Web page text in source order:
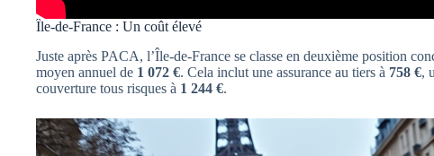
Île-de-France : Un coût élevé
Juste après PACA, l’Île-de-France se classe en deuxième position
moyen annuel de 1 072 €. Cela inclut une assurance au tiers à 758 €,
couverture tous risques à 1 244 €.